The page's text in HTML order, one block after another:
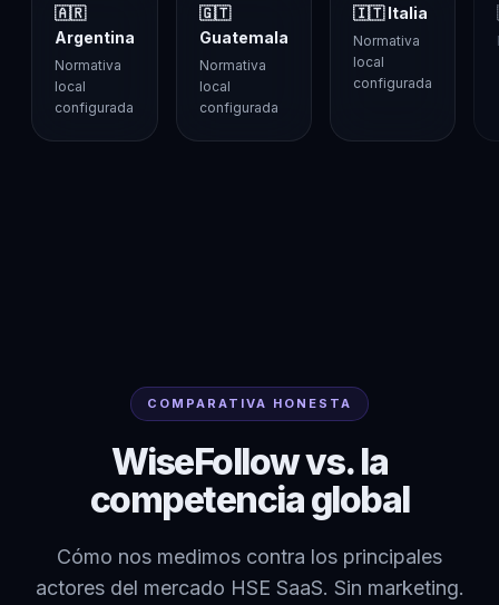
🇦🇷
Argentina
Normativa
local
configurada
🇬🇹
Guatemala
Normativa
local
configurada
🇮🇹 Italia
Normativa
local
configurada
COMPARATIVA HONESTA
WiseFollow vs. la
competencia global
Cómo nos medimos contra los principales
actores del mercado HSE SaaS. Sin marketing.